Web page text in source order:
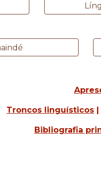
Troncos linguísticos |
Bibliografia